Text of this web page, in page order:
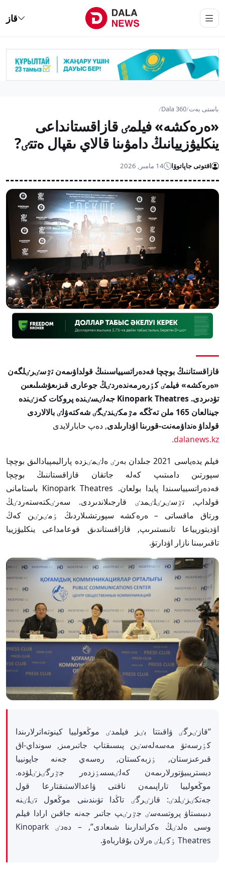
قاز
باستى بەت/
Dala 360
/
«ەرەكشە» فيلمٸ قازاقستانداعى
ينكليۋزييانىڭ دامۋىنا قالاي ىقپال ەتتٸ?
اقتوتى جاپاتوۆا 14 مامىر, 2026
قازاقستاننىڭ بوچچا فەدەراتسيياسىنىڭ قولداۋىمەن تٷسٸرٸلگەن
«ەرەكشە» فيلمٸ كٶرەرمەندەردٸڭ جوعارى قىزىعۋشىلىعىن
تۋدىردى. Kinopark Theatres جەلٸسٸندە پروكات كەزٸندە
جينالعان 165 ملن تەڭگە مٷمكٸندٸگٸ شەكتەۋلٸ بالالاردى
قولداۋ ەنداۋمەنت-قورىنا اۋدارىلدى, دەپ حابارلايدى
dalanews.kz.
فيلم يدەياسى 2021 جىلدان بەرٸ ەلٸمٸزدە پاراليمپيادالىق بوچچا
سپورتىن دامىتىپ كەلە جاتقان قازاقستاننىڭ بوچچا
فەدەراتسيياسىندا پايدا بولعان. Kinopark Theatres باستامانى
قولداپ, تٷسٸرٸلٸمدٸ قارجىلاندىردى. سەرٸكتەستەردٸڭ
ورتاق ماقساتى – ەرەكشە سپورتشىلاردىڭ ٶمٸرٸن كەڭ
اۋديتوريياعا تانىستىرىپ, قازاقستاندىق قوعامداعى ينكليۋزييا
تاقىرىبىنا نازار اۋدارتۋ.
“قازٸرگٸ ۋاقىتتا بٸز فيلمدٸ موڭعولييا كينوتەاترلارىندا
كٶرسەتۋ مەسەلەسٸن پىسىقتاپ جاتىرمىز, سونداي-اق
قىرعىزستان, ٶزبەكستان, رەسەي جەنە جاپونييا
ديستريبيۋتورلارىمەن كەلٸسسٶزدەر جٷرگٸزٸلۋدە.
موڭعولييا تاراپىمەن ناقتى ۋاعدالاستىقتارعا قول
جەتكٸزٸلدٸ: قازٸرگٸ تاڭدا تۋىندىنى موڭعول تٸلٸنە
دىبىستاۋ پروتسەسٸ جٷرٸپ جاتىر جەنە جاقىن ارادا فيلم
وسى ەلدٸڭ ەكراندارىنا شىعادى”, – دەدٸ Kinopark
Theatres ٶكٸلٸ ەرلان بۇقارباەۆ.